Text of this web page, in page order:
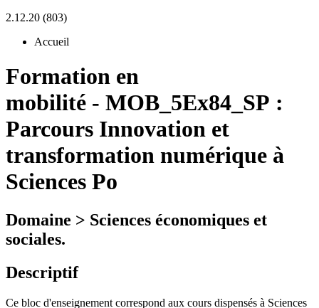
2.12.20 (803)
Accueil
Formation en
mobilité - MOB_5Ex84_SP :
Parcours Innovation et
transformation numérique à
Sciences Po
Domaine > Sciences économiques et
sociales.
Descriptif
Ce bloc d'enseignement correspond aux cours dispensés à Sciences